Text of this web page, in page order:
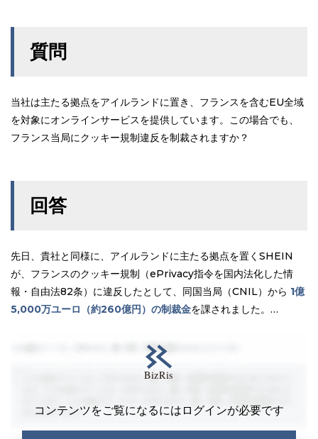
質問
当社は主たる拠点をアイルランドに置き、フランスを含むEU全域
を対象にオンラインサービスを提供しています。この場合でも、
フランス当局にクッキー規制違反を制裁されますか？
回答
先日、貴社と同様に、アイルランドに主たる拠点を置くSHEIN
が、フランスのクッキー規制（ePrivacy指令を国内法化した情
報・自由法82条）に違反したとして、同国当局（CNIL）から 1億
5,000万ユーロ（約260億円）の制裁金を課されました。…
コンテンツをご覧になるにはログインが必要です